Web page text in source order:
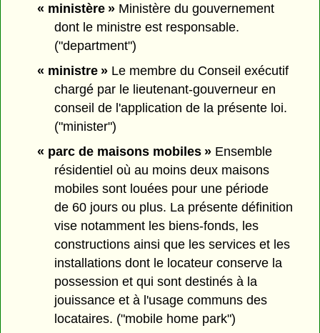
« ministère »Ministère du gouvernement
dont le ministre est responsable.
("department")
« ministre »Le membre du Conseil exécutif
chargé par le lieutenant-gouverneur en
conseil de l'application de la présente loi.
("minister")
« parc de maisons mobiles »Ensemble
résidentiel où au moins deux maisons
mobiles sont louées pour une période
de 60 jours ou plus. La présente définition
vise notamment les biens-fonds, les
constructions ainsi que les services et les
installations dont le locateur conserve la
possession et qui sont destinés à la
jouissance et à l'usage communs des
locataires. ("mobile home park")